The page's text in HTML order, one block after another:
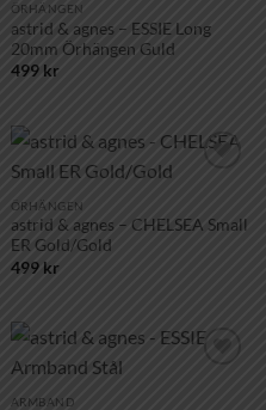
ÖRHÄNGEN
astrid & agnes – ESSIE Long
20mm Örhängen Guld
499 kr
ÖRHÄNGEN
astrid & agnes – CHELSEA Small
ER Gold/Gold
499 kr
ARMBAND